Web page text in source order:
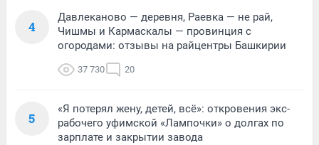
4
Давлеканово — деревня, Раевка — не рай,
Чишмы и Кармаскалы — провинция с
огородами: отзывы на райцентры Башкирии
37 730 20
5
«Я потерял жену, детей, всё»: откровения экс-
рабочего уфимской «Лампочки» о долгах по
зарплате и закрытии завода